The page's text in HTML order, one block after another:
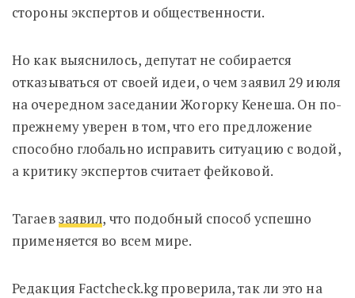
стороны экспертов и общественности.
Но как выяснилось, депутат не собирается
отказываться от своей идеи, о чем заявил 29 июля
на очередном заседании Жогорку Кенеша. Он по-
прежнему уверен в том, что его предложение
способно глобально исправить ситуацию с водой,
а критику экспертов считает фейковой.
Тагаевзаявил, что подобный способ успешно
применяется во всем мире.
Редакция Factcheck.kg проверила, так ли это на